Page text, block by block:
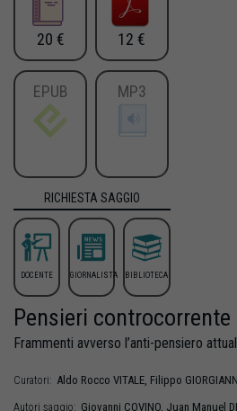
20 € 12 €
EPUB MP3
RICHIESTA SAGGIO
DOCENTE GIORNALISTA BIBLIOTECA
Pensieri controcorrente
Frammenti avverso l’anti-pensiero
Curatori: Aldo Rocco VITALE, Filippo
Autori saggio: Giovanni COVINO, Juan Manuel